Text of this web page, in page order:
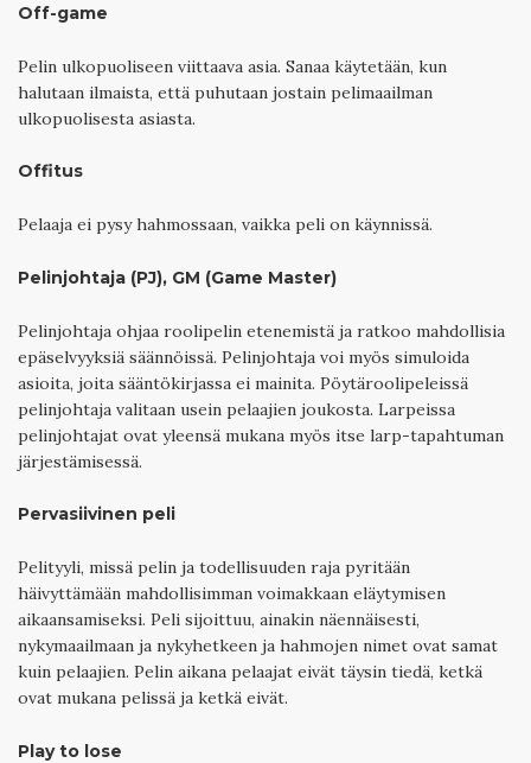
Off-game
Pelin ulkopuoliseen viittaava asia. Sanaa käytetään, kun
halutaan ilmaista, että puhutaan jostain pelimaailman
ulkopuolisesta asiasta.
Offitus
Pelaaja ei pysy hahmossaan, vaikka peli on käynnissä.
Pelinjohtaja (PJ), GM (Game Master)
Pelinjohtaja ohjaa roolipelin etenemistä ja ratkoo mahdollisia
epäselvyyksiä säännöissä. Pelinjohtaja voi myös simuloida
asioita, joita sääntökirjassa ei mainita. Pöytäroolipeleissä
pelinjohtaja valitaan usein pelaajien joukosta. Larpeissa
pelinjohtajat ovat yleensä mukana myös itse larp-tapahtuman
järjestämisessä.
Pervasiivinen peli
Pelityyli, missä pelin ja todellisuuden raja pyritään
häivyttämään mahdollisimman voimakkaan eläytymisen
aikaansamiseksi. Peli sijoittuu, ainakin näennäisesti,
nykymaailmaan ja nykyhetkeen ja hahmojen nimet ovat samat
kuin pelaajien. Pelin aikana pelaajat eivät täysin tiedä, ketkä
ovat mukana pelissä ja ketkä eivät.
Play to lose